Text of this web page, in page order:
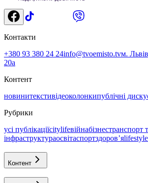
Контакти
+380 93 380 24 24info@tvoemisto.tvм.
20а
Контент
новинитекстивідеоколонкипублічні
Рубрики
усі публікаціїcitylifeвійнабізнестранспорт
інфраструктураосвітаспортздоровʼяlifestyle
Контент